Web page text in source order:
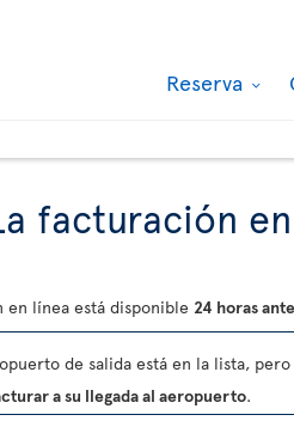
Reserva
facturación
en línea está disponible 24 horas
de salida está en la lista,
a su llegada al aeropuerto.